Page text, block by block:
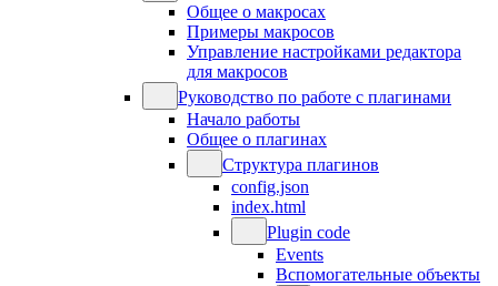
Общее о макросах
Примеры макросов
Управление настройками редактора
для макросов
Руководство по работе с плагинами
Начало работы
Общее о плагинах
Структура плагинов
config.json
index.html
Plugin code
Events
Вспомогательные объекты